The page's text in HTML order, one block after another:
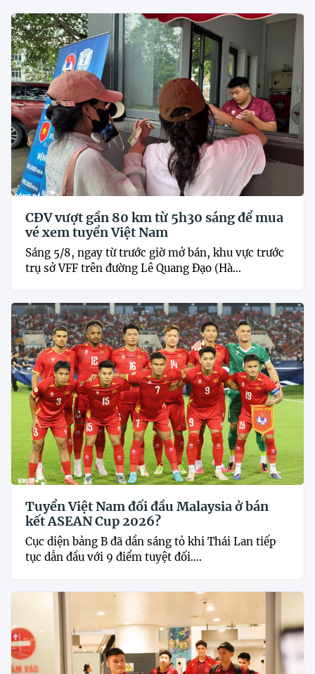
CĐV vượt gần 80 km từ 5h30 sáng để mua
vé xem tuyển Việt Nam
Sáng 5/8, ngay từ trước giờ mở bán, khu vực trước
trụ sở VFF trên đường Lê Quang Đạo (Hà...
Tuyển Việt Nam đối đầu Malaysia ở bán
kết ASEAN Cup 2026?
Cục diện bảng B đã dần sáng tỏ khi Thái Lan tiếp
tục dẫn đầu với 9 điểm tuyệt đối....